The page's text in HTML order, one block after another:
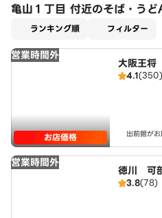
亀山１丁目 付近のそば・うど
ランキング順 フィルター
営業時間外
お店価格
大阪王
4.1(350)
出前館が
営業時間外
徳川 可
3.8(78)